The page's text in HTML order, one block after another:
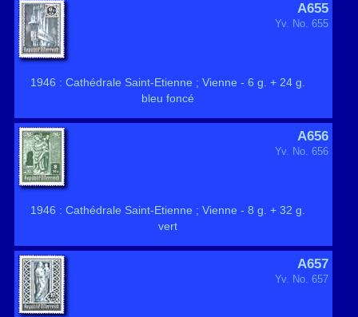
A655
Yv. No. 655
1946 : Cathédrale Saint-Etienne ; Vienne - 6 g. + 24 g.
bleu foncé
A656
Yv. No. 656
1946 : Cathédrale Saint-Etienne ; Vienne - 8 g. + 32 g.
vert
A657
Yv. No. 657